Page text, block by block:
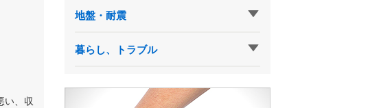
い、収
地盤・耐震
暮らし、トラブル